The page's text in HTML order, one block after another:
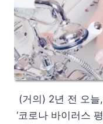
(거의) 2년 전 오
‘코로나 바이러스